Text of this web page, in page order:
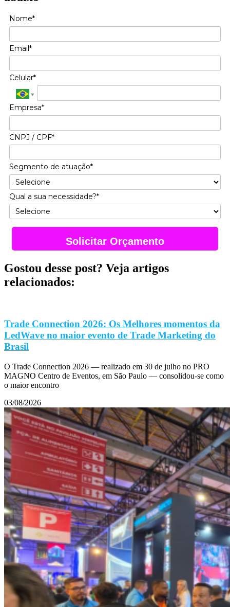
Nome*
Email*
Celular*
Empresa*
CNPJ / CPF*
Segmento de atuação*
Qual a sua necessidade?*
Solicitar Orçamento
Gostou desse post? Veja artigos
relacionados:
Trade Connection 2026: Os Melhores momentos da
LedWave no maior evento de Trade Marketing do
Brasil
O Trade Connection 2026 — realizado em 30 de julho no PRO
MAGNO Centro de Eventos, em São Paulo — consolidou-se como
o maior encontro
03/08/2026